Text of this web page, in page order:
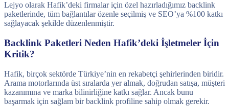
Lejyo olarak Hafik’deki firmalar için özel hazırladığımız backlink
paketlerinde, tüm bağlantılar özenle seçilmiş ve SEO’ya %100 katkı
sağlayacak şekilde düzenlenmiştir.
Backlink Paketleri Neden Hafik’deki İşletmeler İçin
Kritik?
Hafik, birçok sektörde Türkiye’nin en rekabetçi şehirlerinden biridir.
Arama motorlarında üst sıralarda yer almak, doğrudan satışa, müşteri
kazanımına ve marka bilinirliğine katkı sağlar. Ancak bunu
başarmak için sağlam bir backlink profiline sahip olmak gerekir.